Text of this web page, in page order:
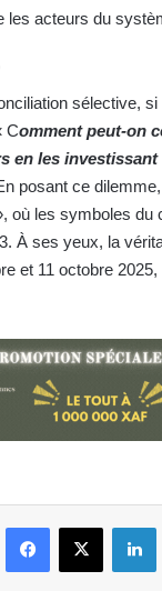
les acteurs du
sélective, si
Comment peut-on
en les
posant ce
où les symboles du
À ses yeux, la
et 11 octobre 2025,
FacebookX